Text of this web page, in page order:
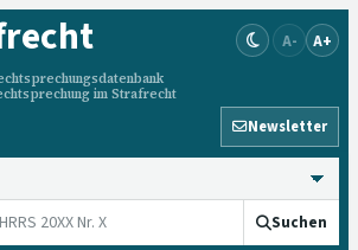
im Strafrecht
A- A+
Newsletter
Suchen